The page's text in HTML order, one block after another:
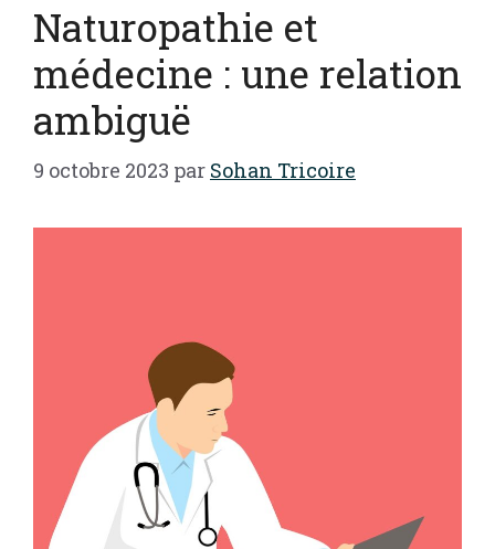
Naturopathie et
médecine : une relation
ambiguë
9 octobre 2023 par Sohan Tricoire